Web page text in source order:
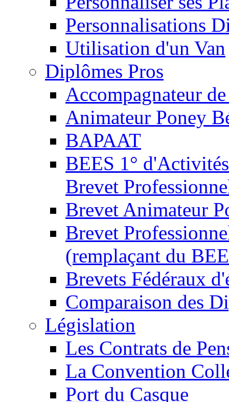
Personnalisations
Utilisation d'un Van
Diplômes Pros
Accompagnateur
Animateur Poney
BAPAAT
BEES 1°
Brevet
Brevet Animateur
Brevet
(remplaçant du
Brevets Fédéraux
Comparaison des
Législation
Les Contrats de
La Convention
Port du Casque